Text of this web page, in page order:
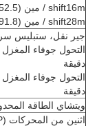
shift16m / مين (52.5 قدما / دقيقة)
shift28m / مين (91.8 قدم / دقيقة)
جير نقل، ستبليس
دقيقة
دقيقة
ويتشاي الطاقة
اثنين من المحركات 400kW (540HP)، محرك واحد 360kW